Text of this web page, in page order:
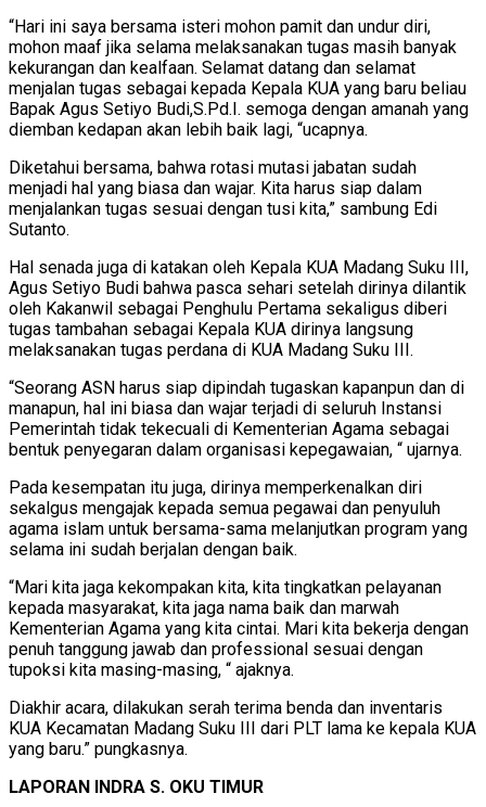
“Hari ini saya bersama isteri mohon pamit dan undur diri,
mohon maaf jika selama melaksanakan tugas masih banyak
kekurangan dan kealfaan. Selamat datang dan selamat
menjalan tugas sebagai kepada Kepala KUA yang baru beliau
Bapak Agus Setiyo Budi,S.Pd.I. semoga dengan amanah yang
diemban kedapan akan lebih baik lagi, “ucapnya.
Diketahui bersama, bahwa rotasi mutasi jabatan sudah
menjadi hal yang biasa dan wajar. Kita harus siap dalam
menjalankan tugas sesuai dengan tusi kita,” sambung Edi
Sutanto.
Hal senada juga di katakan oleh Kepala KUA Madang Suku III,
Agus Setiyo Budi bahwa pasca sehari setelah dirinya dilantik
oleh Kakanwil sebagai Penghulu Pertama sekaligus diberi
tugas tambahan sebagai Kepala KUA dirinya langsung
melaksanakan tugas perdana di KUA Madang Suku III.
“Seorang ASN harus siap dipindah tugaskan kapanpun dan di
manapun, hal ini biasa dan wajar terjadi di seluruh Instansi
Pemerintah tidak tekecuali di Kementerian Agama sebagai
bentuk penyegaran dalam organisasi kepegawaian, “ ujarnya.
Pada kesempatan itu juga, dirinya memperkenalkan diri
sekalgus mengajak kepada semua pegawai dan penyuluh
agama islam untuk bersama-sama melanjutkan program yang
selama ini sudah berjalan dengan baik.
“Mari kita jaga kekompakan kita, kita tingkatkan pelayanan
kepada masyarakat, kita jaga nama baik dan marwah
Kementerian Agama yang kita cintai. Mari kita bekerja dengan
penuh tanggung jawab dan professional sesuai dengan
tupoksi kita masing-masing, “ ajaknya.
Diakhir acara, dilakukan serah terima benda dan inventaris
KUA Kecamatan Madang Suku III dari PLT lama ke kepala KUA
yang baru.” pungkasnya.
LAPORAN INDRA S. OKU TIMUR